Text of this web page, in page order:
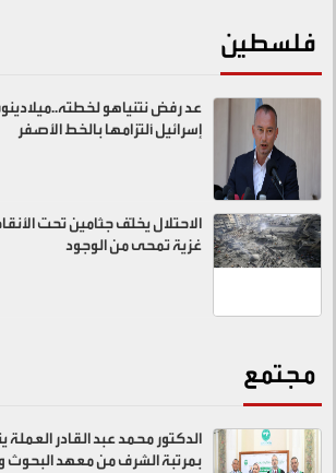
فلسطين
عد رفض نتنياهو
إسرائيل ألتزامها بالخط الأصفر
الاحتلال يخلّف جثامين تحت
غزية تمحى من الوجود
مجتمع
الدكتور محمد عبد القادر العملة
بمرتبة الشرف من معهد البحوث